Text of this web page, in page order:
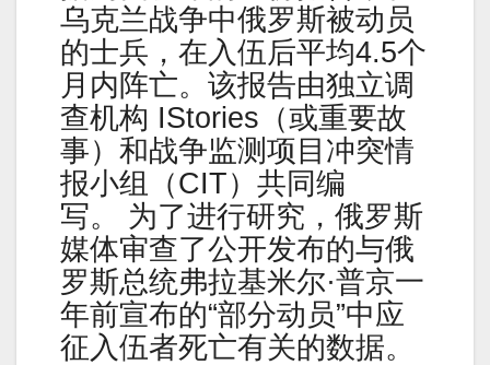
乌克兰战争中俄罗斯被动员
的士兵，在入伍后平均4.5个
月内阵亡。该报告由独立调
查机构 IStories（或重要故
事）和战争监测项目冲突情
报小组（CIT）共同编
写。 为了进行研究，俄罗斯
媒体审查了公开发布的与俄
罗斯总统弗拉基米尔·普京一
年前宣布的“部分动员”中应
征入伍者死亡有关的数据。